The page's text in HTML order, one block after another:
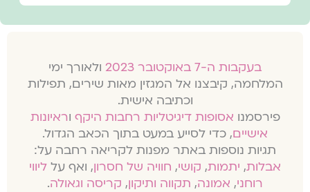
בעקבות ה-7 באוקטובר 2023
ולאורך ימי
המלחמה, קיבצנו אל המגזין מאות שירים, תפילות
וכתיבה אישית.
פירסמנו אסופות דיגיטליות רחבות היקףוראיונות
אישיים, כדי לסייע במעט בתוך הכאב הגדול.
תגיות נוספות באתר מפנות לקריאה רחבה על:
אבלות, יתמות, קושי, חוויה של חסרון, ואף על ליווי
רוחני, אמונה, תקווה ותיקון, קריסה וגאולה.